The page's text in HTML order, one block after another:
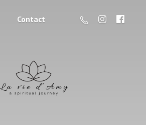
Contact